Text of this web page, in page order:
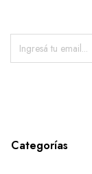
Categorías